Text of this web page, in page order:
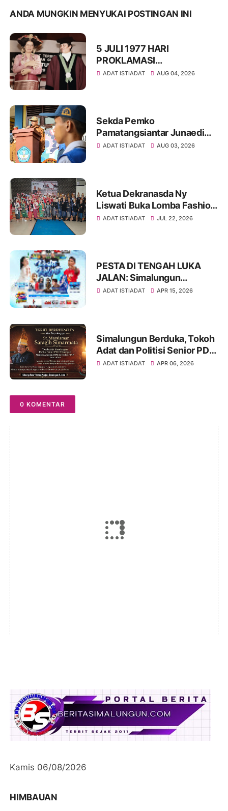
ANDA MUNGKIN MENYUKAI POSTINGAN INI
5 JULI 1977 HARI
PROKLAMASI
KEMERDEKAAN BAHASA
ADAT ISTIADAT AUG 04, 2026
Sekda Pemko
Pamatangsiantar Junaedi
Sitanggang Pembina
ADAT ISTIADAT AUG 03, 2026
Ketua Dekranasda Ny
Liswati Buka Lomba Fashion
Show Pakaian Adat
ADAT ISTIADAT JUL 22, 2026
PESTA DI TENGAH LUKA
JALAN: Simalungun
Rayakan HUT ke-193,
ADAT ISTIADAT APR 15, 2026
Simalungun Berduka, Tokoh
Adat dan Politisi Senior PDIP
St Marsiaman Saragih
ADAT ISTIADAT APR 06, 2026
0 KOMENTAR
Kamis 06/08/2026
HIMBAUAN